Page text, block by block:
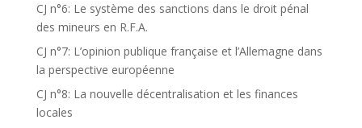
CJ n°6: Le système des sanctions dans le droit pénal
des mineurs en R.F.A.
CJ n°7: L’opinion publique française et l’Allemagne dans
la perspective européenne
CJ n°8: La nouvelle décentralisation et les finances
locales